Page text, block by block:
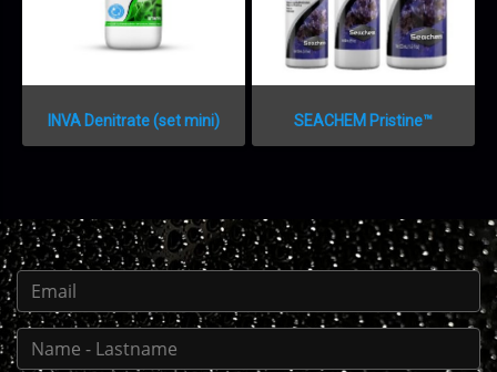
INVA Denitrate (set mini) SEACHEM Pristine™